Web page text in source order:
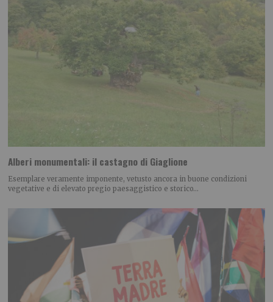
Alberi monumentali: il castagno di Giaglione
Esemplare veramente imponente, vetusto ancora in buone condizioni
vegetative e di elevato pregio paesaggistico e storico…